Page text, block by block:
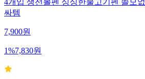
4개입 생선볼펜 싱싱한물고기펜 쓸모
싸템
7,900원
1%7,830원